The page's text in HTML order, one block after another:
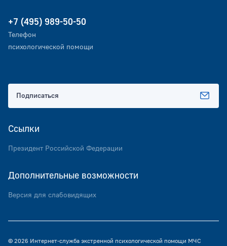
+7 (495) 989-50-50
Телефон
психологической помощи
Ссылки
Президент Российской Федерации
Дополнительные возможности
Версия для слабовидящих
Подписаться
© 2026 Интернет-служба экстренной психологической помощи МЧС